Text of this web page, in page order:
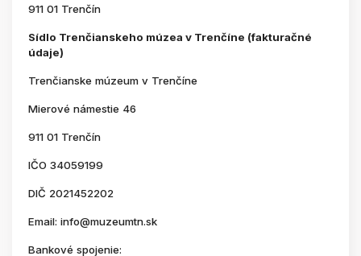
911 01 Trenčín
Sídlo Trenčianskeho múzea v Trenčíne (fakturačné
údaje)
Trenčianske múzeum v Trenčíne
Mierové námestie 46
911 01 Trenčín
IČO 34059199
DIČ 2021452202
Email: info@muzeumtn.sk
Bankové spojenie: